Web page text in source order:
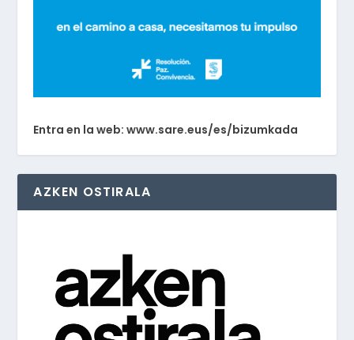
Entra en la web: www.sare.eus/es/bizumkada
AZKEN OSTIRALA